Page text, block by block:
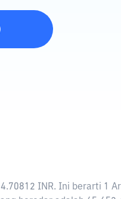
INR. Ini berarti 1